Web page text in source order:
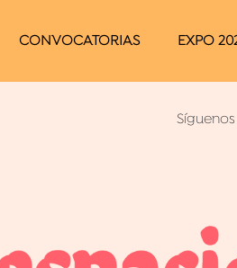
CONVOCATORIAS EXPO